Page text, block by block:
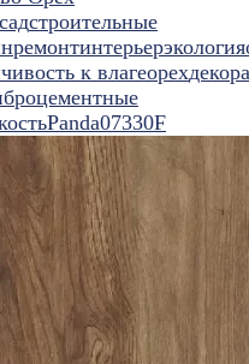
строительные
ремонтинтерьерэкология
к влагеорех
Panda07330F